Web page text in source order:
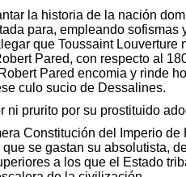
la historia de la nación
para, empleando
que Toussaint
Pared, con respecto al
Pared encomia y rinde
culo sucio de Dessalines.
ni prurito por su prostituido
Constitución del Imperio
se gastan su absolutista,
a los que el Estado